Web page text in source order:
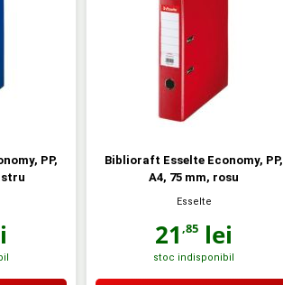
PP,
Biblioraft Esselte Economy, PP,
A4, 75 mm, rosu
Esselte
21 ,85 lei
stoc indisponibil